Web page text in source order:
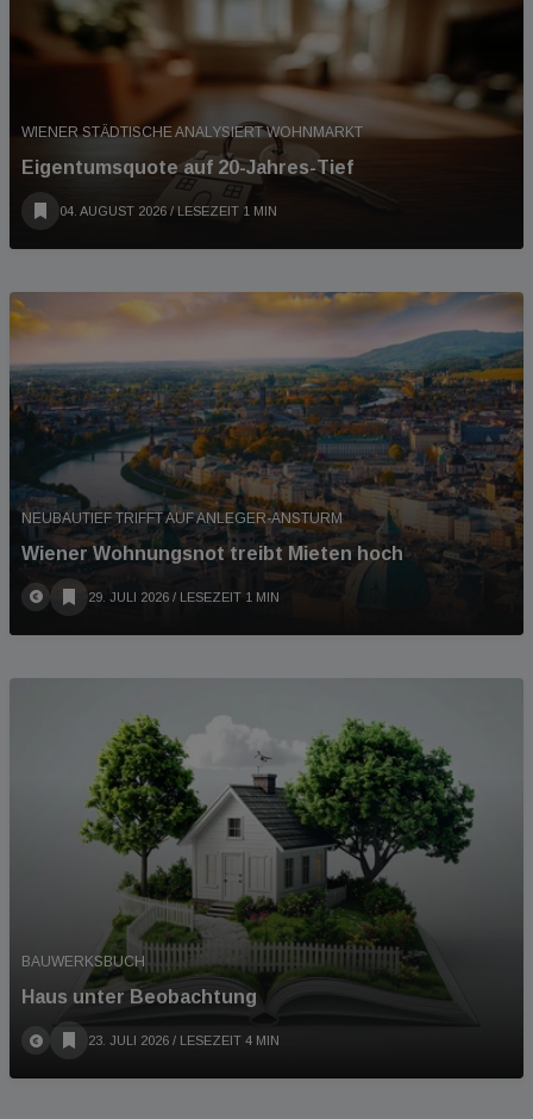
WIENER STÄDTISCHE ANALYSIERT WOHNMARKT
Eigentumsquote auf 20-Jahres-Tief
04. AUGUST 2026 / LESEZEIT 1 MIN
NEUBAUTIEF TRIFFT AUF ANLEGER-ANSTURM
Wiener Wohnungsnot treibt Mieten hoch
29. JULI 2026 / LESEZEIT 1 MIN
BAUWERKSBUCH
Haus unter Beobachtung
23. JULI 2026 / LESEZEIT 4 MIN